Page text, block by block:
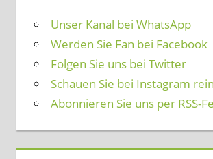
Unser Kanal bei WhatsApp
Werden Sie Fan bei Facebook
Folgen Sie uns bei Twitter
Schauen Sie bei Instagram rein
Abonnieren Sie uns per RSS-